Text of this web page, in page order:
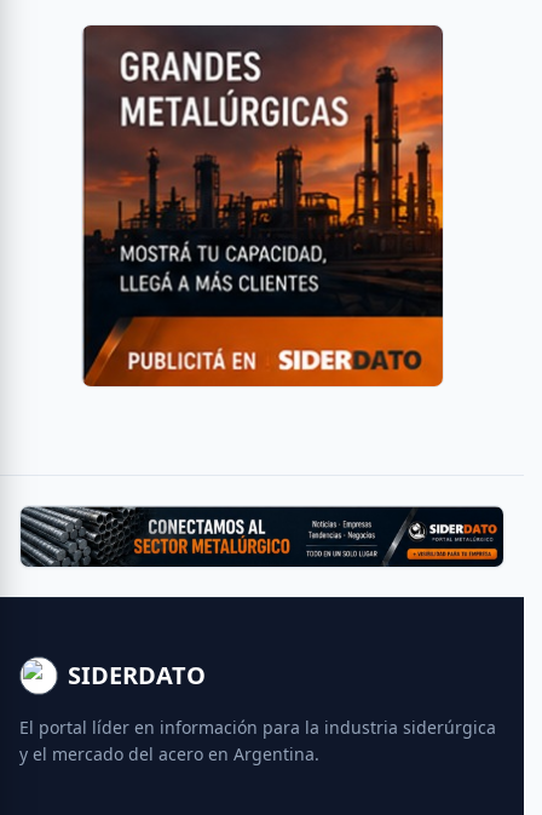
SIDERDATO
El portal líder en información para la industria siderúrgica
y el mercado del acero en Argentina.